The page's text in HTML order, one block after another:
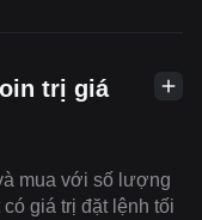
trị giá
mua với số lượng
giá trị đặt lệnh tối